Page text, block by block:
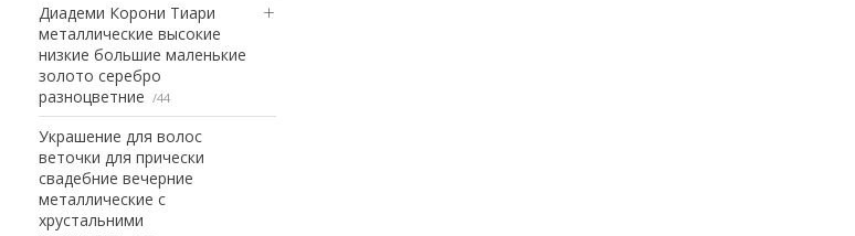
Диадеми Корони Тиари
металлические высокие
низкие большие маленькие
золото серебро
разноцветние
44
Украшение для волос
веточки для прически
свадебние вечерние
металлические с
хрустальними